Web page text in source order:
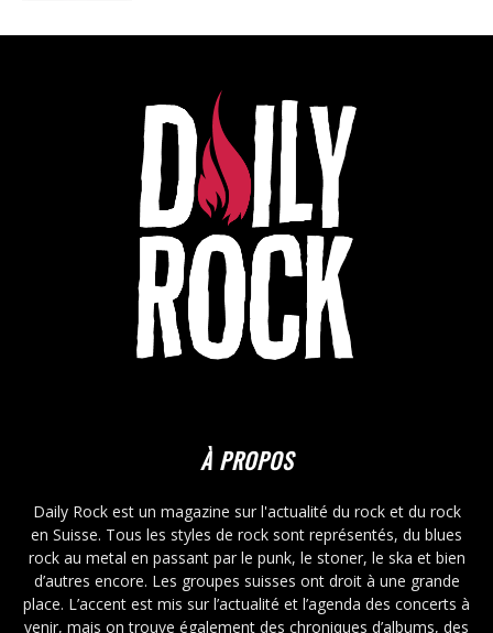
À PROPOS
Daily Rock est un magazine sur l'actualité du rock et du rock
en Suisse. Tous les styles de rock sont représentés, du blues
rock au metal en passant par le punk, le stoner, le ska et bien
d’autres encore. Les groupes suisses ont droit à une grande
place. L’accent est mis sur l’actualité et l’agenda des concerts à
venir, mais on trouve également des chroniques d’albums, des